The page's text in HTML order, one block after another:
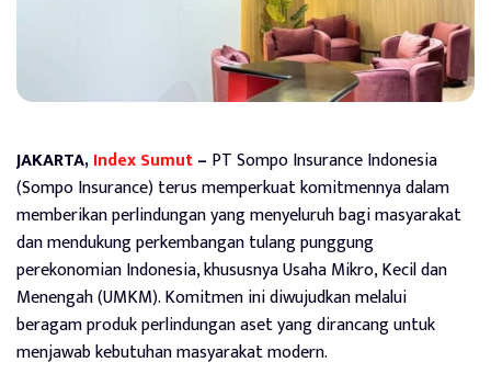
JAKARTA,Index Sumut– PT Sompo Insurance Indonesia
(Sompo Insurance) terus memperkuat komitmennya dalam
memberikan perlindungan yang menyeluruh bagi masyarakat
dan mendukung perkembangan tulang punggung
perekonomian Indonesia, khususnya Usaha Mikro, Kecil dan
Menengah (UMKM). Komitmen ini diwujudkan melalui
beragam produk perlindungan aset yang dirancang untuk
menjawab kebutuhan masyarakat modern.